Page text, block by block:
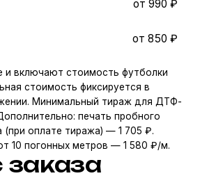
от 990 ₽
от 850 ₽
и включают стоимость футболки
стоимость фиксируется в
Минимальный тираж для ДТФ-
печать пробного
оплате тиража) — 1 705 ₽.
10 погонных метров — 1 580 ₽/м.
заказа